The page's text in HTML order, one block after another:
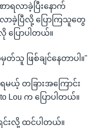
ာရလာခဲ့ပြီးနောက်
ာခဲ့ပြီလို့ ပြောကြသူတွေ
ပြောပါတယ်။
ဖြစ်ချင်နေတာပါ။"
ယ့် တခြားအကြောင်း
က ပြောပါတယ်။
င်းလို့ ထင်ပါတယ်။